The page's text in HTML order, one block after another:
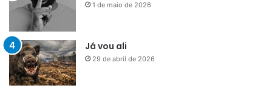
1 de maio de 2026
Já vou ali
29 de abril de 2026